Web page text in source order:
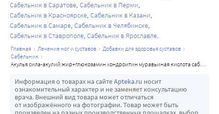
Сабельник в Саратове Сабельник в Перми
Сабельник в Красноярске Сабельник в Казани
Сабельник в Самаре Сабельник в Челябинске
Сабельник в Ставрополе Сабельник в Ярославле
главная лечение ног и суставов
добавки для здоровья суставов
сабельник
акулья сила-акулий жир+глюкозамин хондроитин муравьиная кислота сабельник гель-бальзам для тела 100 мл
Информация о товарах на сайтеApteka.ru носит
ознакомительный характер и не заменяет консультацию
врача. Внешний вид товара может отличаться
от изображённого на фотографии. Товар может быть